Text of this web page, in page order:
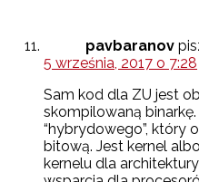
pavbaranov
5 września, 2017 o 7:28
Sam kod dla ZU jest
skompilowaną
“hybrydowego”, który
bitową. Jest kernel
kernelu dla